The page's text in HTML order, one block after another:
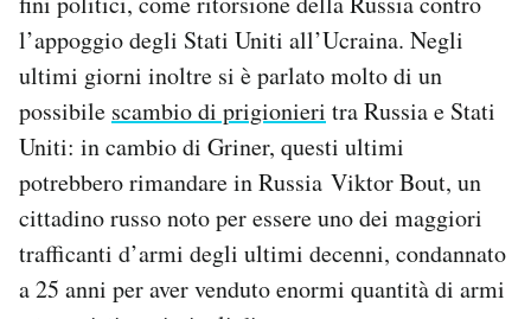
l’appoggio degli Stati Uniti all’Ucraina. Negli
ultimi giorni inoltre si è parlato molto di un
possibile scambio di prigionieri tra Russia e Stati
Uniti: in cambio di Griner, questi ultimi
potrebbero rimandare in Russia Viktor Bout, un
cittadino russo noto per essere uno dei maggiori
trafficanti d’armi degli ultimi decenni, condannato
a 25 anni per aver venduto enormi quantità di armi